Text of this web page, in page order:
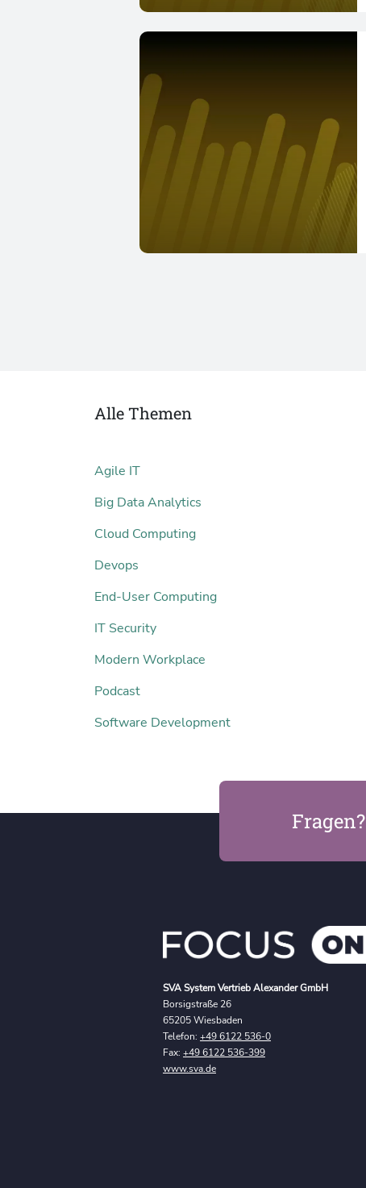
Alle Themen
Agile IT
Big Data Analytics
Cloud Computing
Devops
End-User Computing
IT Security
Modern Workplace
Podcast
Software Development
Fragen?
SVA System Vertrieb Alexander GmbH
Borsigstraße 26
65205 Wiesbaden
Telefon: +49 6122 536-0
Fax: +49 6122 536-399
www.sva.de